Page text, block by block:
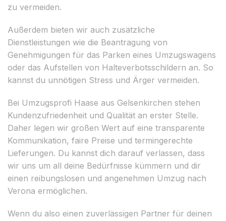
zu vermeiden.
Außerdem bieten wir auch zusätzliche
Dienstleistungen wie die Beantragung von
Genehmigungen für das Parken eines Umzugswagens
oder das Aufstellen von Halteverbotsschildern an. So
kannst du unnötigen Stress und Ärger vermeiden.
Bei Umzugsprofi Haase aus Gelsenkirchen stehen
Kundenzufriedenheit und Qualität an erster Stelle.
Daher legen wir großen Wert auf eine transparente
Kommunikation, faire Preise und termingerechte
Lieferungen. Du kannst dich darauf verlassen, dass
wir uns um all deine Bedürfnisse kümmern und dir
einen reibungslosen und angenehmen Umzug nach
Verona ermöglichen.
Wenn du also einen zuverlässigen Partner für deinen